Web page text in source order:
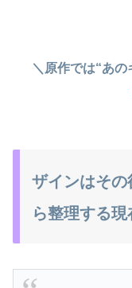
＼原作では“あ
ザインはそ
ら整理する現